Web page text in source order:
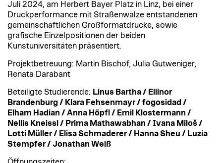
Juli 2024, am Herbert Bayer Platz in Linz, bei einer
Druckperformance mit Straßenwalze entstandenen
gemeinschaftlichen Großformatdrucke, sowie
grafische Einzelpositionen der beiden
Kunstuniversitäten präsentiert.
Projektbetreuung: Martin Bischof, Julia Gutweniger,
Renata Darabant
Beteiligte Studierende: Linus Bartha / Ellinor
Brandenburg / Klara Fehsenmayr / fogosidad /
Elham Hadian / Anna Höpfl / Emil Klostermann /
Nellis Kneissl / Prima Mathawabhan / Ivana Miloš /
Lotti Müller / Elisa Schmaderer / Hanna Sheu / Luzia
Stempfer / Jonathan Weiß